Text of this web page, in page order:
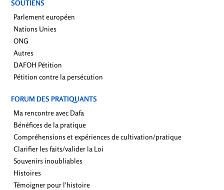
SOUTIENS
Parlement européen
Nations Unies
ONG
Autres
DAFOH Pétition
Pétition contre la persécution
FORUM DES PRATIQUANTS
Ma rencontre avec Dafa
Bénéfices de la pratique
Compréhensions et expériences de cultivation/pratique
Clarifier les faits/valider la Loi
Souvenirs inoubliables
Histoires
Témoigner pour l'histoire